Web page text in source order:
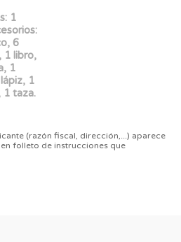
1
6
1 libro,
1
1
1 taza.
(razón fiscal, dirección,...) aparece
folleto de instrucciones que